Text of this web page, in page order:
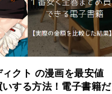
ィクト の漫画を最安値
する方法！電子書籍だ